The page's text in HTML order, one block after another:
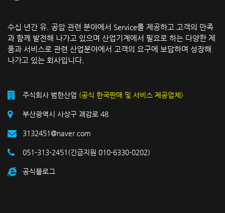
수십 년간 유. 공압 관련 분야에서 Service를 제공하고 고객의 만족
과 함께 발전해 나가고 있으며 산업기계에서 필요로 하는 다양한 제
품과 서비스로 관련 산업분야에서 고객의 요구에 보답하며 성장해
나가고 있는 회사입니다.
주식회사 범한산업 (공식 한국판매 및 서비스 제공업체)
부산광역시 사상구 괘감로 48
3132451@naver.com
051-313-2451(긴급지원 010-6330-0202)
공식블로그